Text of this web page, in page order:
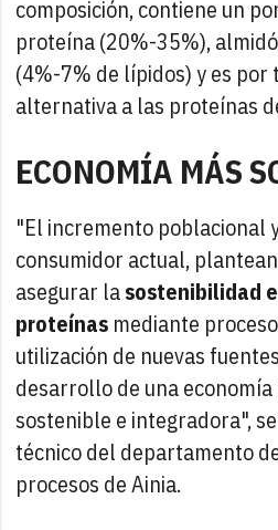
composición, contiene un
proteína (20%-35%),
(4%-7% de lípidos) y es por
alternativa a las proteínas
ECONOMÍA MÁS
"El incremento poblacional
consumidor actual,
asegurar lasostenibilidad
proteínas mediante
utilización de nuevas
desarrollo de una
sostenible e integradora",
técnico del departamento
procesos de Ainia.